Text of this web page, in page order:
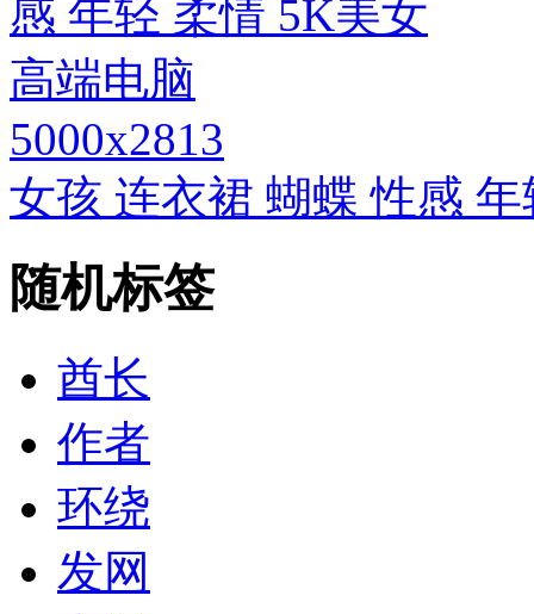
5000x2813
女孩 连衣裙 蝴蝶 性感
随机标签
酋长
作者
环绕
发网